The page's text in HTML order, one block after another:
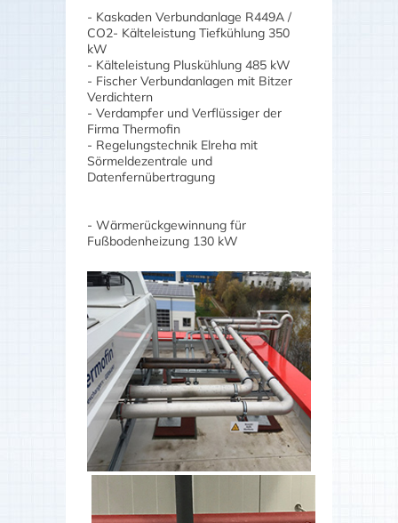
- Kaskaden Verbundanlage R449A /
CO2- Kälteleistung Tiefkühlung 350
kW
- Kälteleistung Pluskühlung 485 kW
- Fischer Verbundanlagen mit Bitzer
Verdichtern
- Verdampfer und Verflüssiger der
Firma Thermofin
- Regelungstechnik Elreha mit
Sörmeldezentrale und
Datenfernübertragung
- Wärmerückgewinnung für
Fußbodenheizung 130 kW